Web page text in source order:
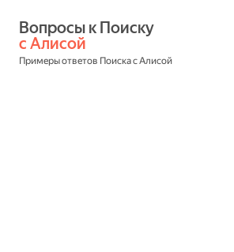
с Алисой
Примеры ответов Поиска с Алисой